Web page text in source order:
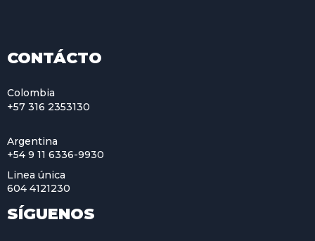
CONTÁCTO
Colombia
+57 316 2353130
Argentina
+54 9 11 6336-9930
Linea única
604 4121230
SÍGUENOS